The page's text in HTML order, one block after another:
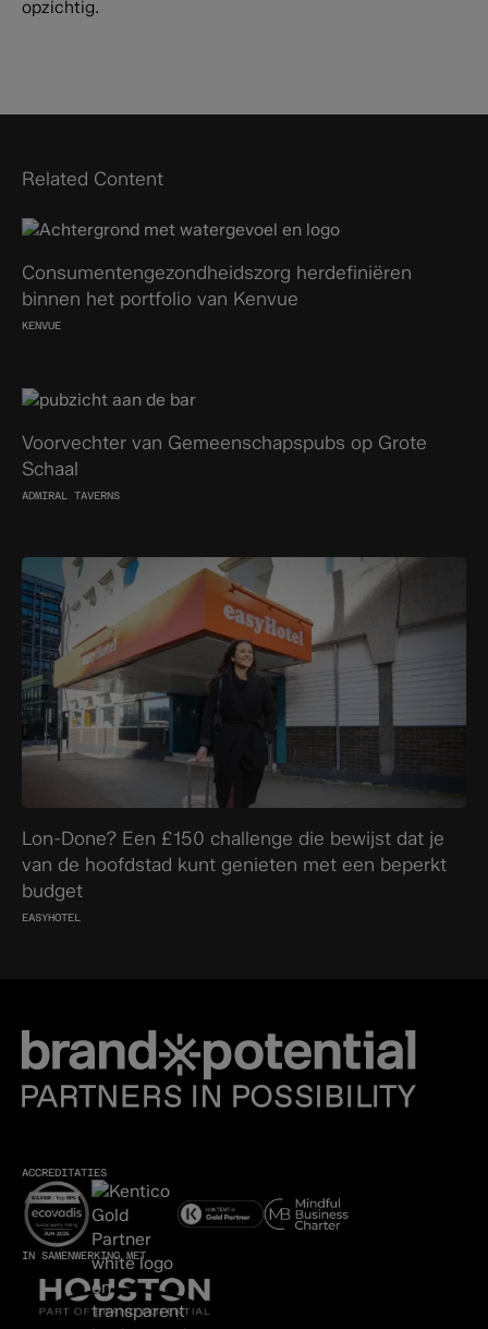
opzichtig.
Related Content
Consumentengezondheidszorg herdefiniëren
binnen het portfolio van Kenvue
KENVUE
Voorvechter van Gemeenschapspubs op Grote
Schaal
ADMIRAL TAVERNS
Lon-Done? Een £150 challenge die bewijst dat je
van de hoofdstad kunt genieten met een beperkt
budget
EASYHOTEL
ACCREDITATIES
IN SAMENWERKING MET